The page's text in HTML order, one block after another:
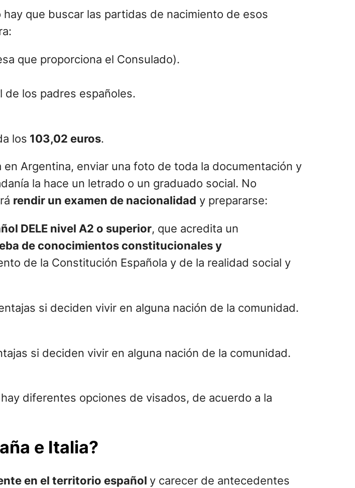
hay que buscar las partidas de nacimiento de esos
que proporciona el Consulado).
de los padres españoles.
los 103,02 euros.
en Argentina, enviar una foto de toda la documentación y
la hace un letrado o un graduado social. No
rendir un examen de nacionalidad y prepararse:
DELE nivel A2 o superior, que acredita un
de conocimientos constitucionales y
de la Constitución Española y de la realidad social y
si deciden vivir en alguna nación de la comunidad.
diferentes opciones de visados, de acuerdo a la
e Italia?
en el territorio español y carecer de antecedentes